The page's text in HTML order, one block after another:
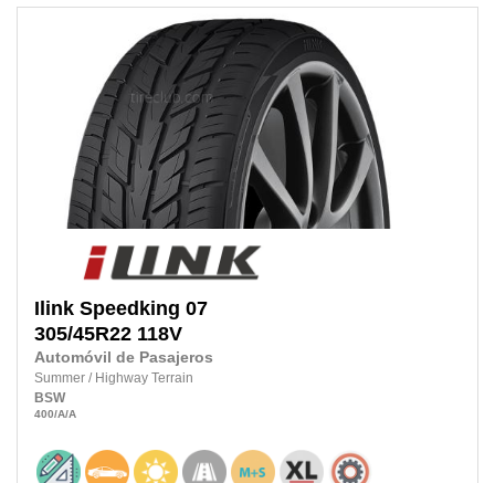
Ilink Speedking 07
305/45R22 118V
Automóvil de Pasajeros
Summer / Highway Terrain
BSW
400/A/A